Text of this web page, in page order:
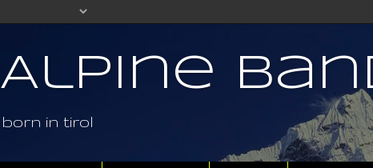
Alpine
born in tirol